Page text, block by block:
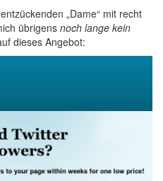
„Dame“ mit recht
übrigens noch lange kein
dieses Angebot: